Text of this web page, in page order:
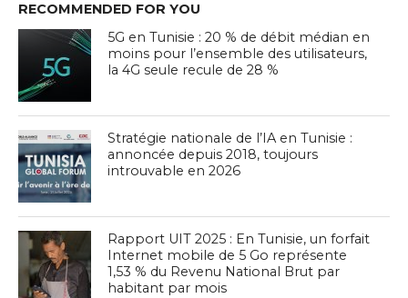
RECOMMENDED FOR YOU
5G en Tunisie : 20 % de débit médian en
moins pour l’ensemble des utilisateurs,
la 4G seule recule de 28 %
Stratégie nationale de l’IA en Tunisie :
annoncée depuis 2018, toujours
introuvable en 2026
Rapport UIT 2025 : En Tunisie, un forfait
Internet mobile de 5 Go représente
1,53 % du Revenu National Brut par
habitant par mois